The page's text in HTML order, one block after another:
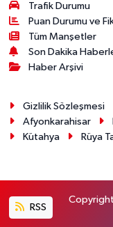
Trafik Durumu
Puan Durumu ve
Tüm Manşetler
Son Dakika
Haber Arşivi
Gizlilik Sözleşmesi
Afyonkarahisar
Kütahya
Rüya
RSS